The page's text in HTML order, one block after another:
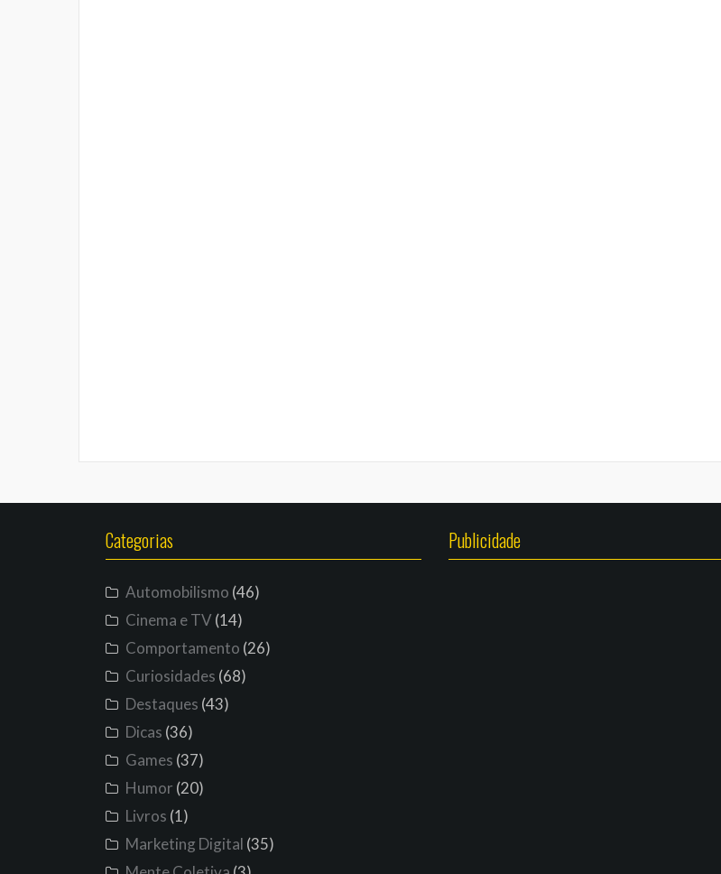
Categorias
Automobilismo (46)
Cinema e TV(14)
Comportamento (26)
Curiosidades (68)
Destaques (43)
Dicas (36)
Games (37)
Humor (20)
Livros (1)
Marketing Digital (35)
Publicidade